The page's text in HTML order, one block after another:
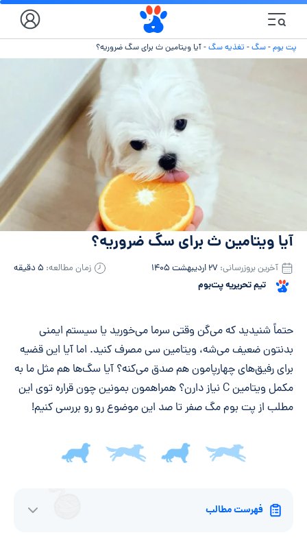
پت بوم-سگ- تغذیه سگ-آیا ویتامین ث برای سگ ضروریه؟
آیا ویتامین ث برای سگ ضروریه؟
تیم تحریریه پت‌بوم
آخرین بروزرسانی: ۲۷ اردیبهشت ۱۴۰۵ زمان مطالعه: ۵ دقیقه
خلاصه مقاله
حتماً شنیدید که می‌گن وقتی سرما می‌خورید یا سیستم ایمنی
بدنتون ضعیف می‌شه، ویتامین سی مصرف کنید. اما آیا این قضیه
برای رفیق‌های چهارپامون هم صدق می‌کنه؟ آیا سگ‌ها هم مثل ما به
مکمل ویتامین C نیاز دارن؟ همراهمون بمونین چون قراره توی این
مطلب از پت بوم مگ صفر تا صد این موضوع رو رو بررسی کنیم!
فهرست مطالب